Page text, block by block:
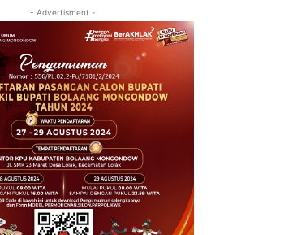
- Advertisment -